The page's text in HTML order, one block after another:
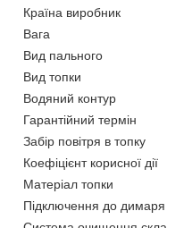
Країна виробник
Вага
Вид пального
Вид топки
Водяний контур
Гарантійний термін
Забір повітря в топку
Коефіцієнт корисної дії
Матеріал топки
Підключення до димаря